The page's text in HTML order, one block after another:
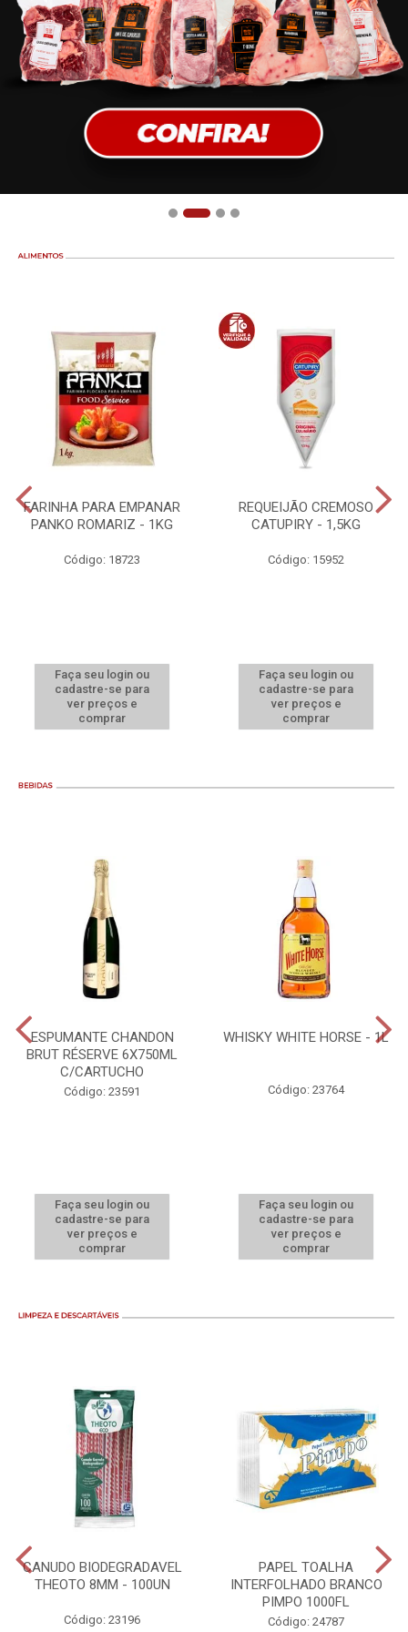
FARINHA PARA EMPANAR
PANKO ROMARIZ - 1KG
Código: 18723
Faça seu login ou
cadastre-se para
ver preços e
comprar
REQUEIJÃO CREMOSO
CATUPIRY - 1,5KG
Código: 15952
Faça seu login ou
cadastre-se para
ver preços e
comprar
ESPUMANTE CHANDON
BRUT RÉSERVE 6X750ML
C/CARTUCHO
Código: 23591
Faça seu login ou
cadastre-se para
ver preços e
comprar
WHISKY WHITE HORSE - 1L
Código: 23764
Faça seu login ou
cadastre-se para
ver preços e
comprar
CANUDO BIODEGRADAVEL
THEOTO 8MM - 100UN
Código: 23196
PAPEL TOALHA
INTERFOLHADO BRANCO
PIMPO 1000FL
Código: 24787